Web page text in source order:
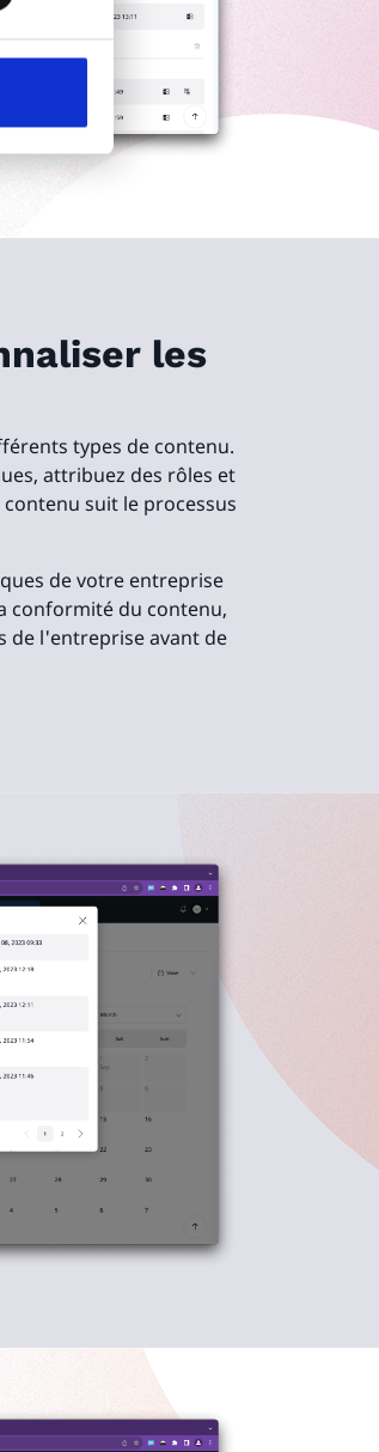
les
types de contenu.
attribuez des rôles et
suit le processus
de votre entreprise
conformité du contenu,
de l'entreprise avant de